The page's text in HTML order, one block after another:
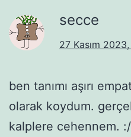
secce
27 Kasım
ben tanımı aşırı
olarak koydum.
kalplere cehennem. :/